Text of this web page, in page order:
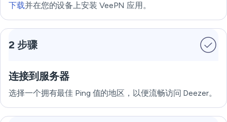
下载并在您的设备上安装 VeePN 应用。
2 步骤
连接到服务器
选择一个拥有最佳 Ping 值的地区，以便流畅访问 Deezer。